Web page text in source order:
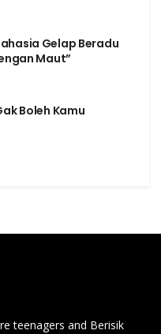
Gelap Beradu
Maut”
Boleh Kamu
teenagers and Berisik